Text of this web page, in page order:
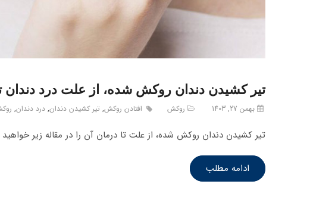
تیر کشیدن دندان روکش شده، از علت درد دندان
بهمن 27, 1403 روکش افتادن روکش, تیر کشیدن دندان, درد دندان,
تیر کشیدن دندان روکش شده، از علت تا درمان آن را در مقاله زیر
ادامه مطلب